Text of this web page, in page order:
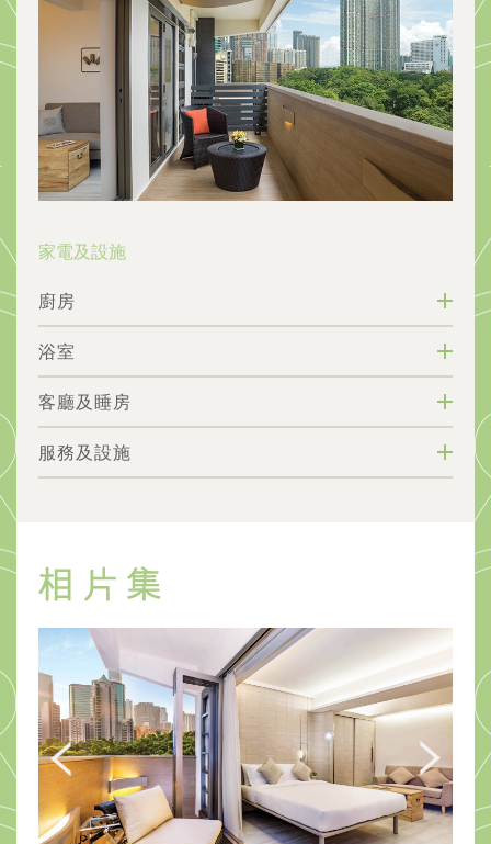
家電及設施
廚房
浴室
客廳及睡房
服務及設施